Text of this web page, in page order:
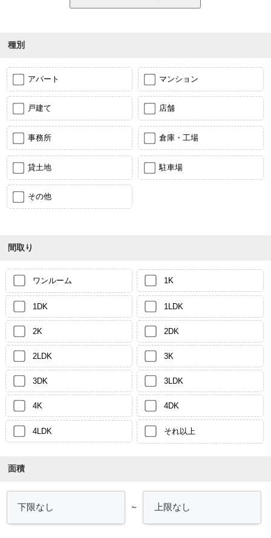
種別
アパート マンション
戸建て 店舗
事務所 倉庫・工場
貸土地 駐車場
その他
間取り
ワンルーム 1K
1DK 1LDK
2K 2DK
2LDK 3K
3DK 3LDK
4K 4DK
4LDK それ以上
面積
～